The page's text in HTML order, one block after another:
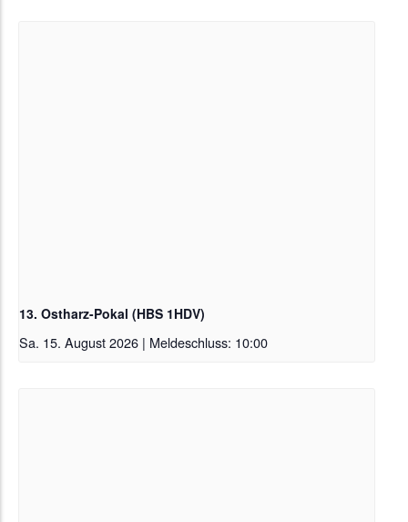
13. Ostharz-Pokal (HBS 1HDV)
Sa. 15. August 2026 | Meldeschluss: 10:00